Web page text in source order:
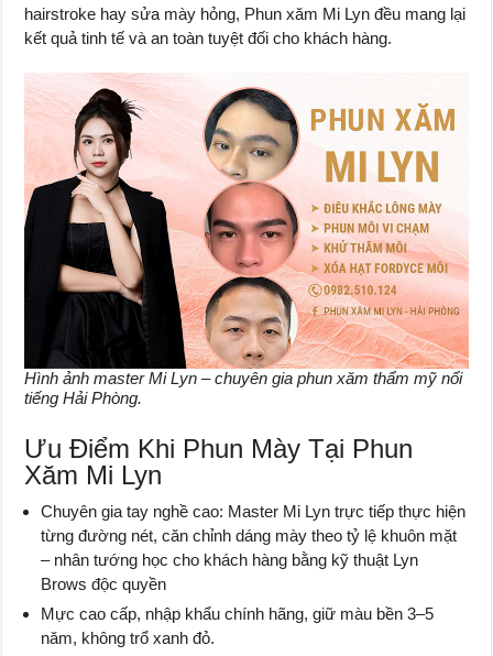
hairstroke hay sửa mày hỏng, Phun xăm Mi Lyn đều mang lại
kết quả tinh tế và an toàn tuyệt đối cho khách hàng.
Hình ảnh master Mi Lyn – chuyên gia phun xăm thẩm mỹ nổi
tiếng Hải Phòng.
Ưu Điểm Khi Phun Mày Tại Phun
Xăm Mi Lyn
Chuyên gia tay nghề cao: Master Mi Lyn trực tiếp thực hiện
từng đường nét, căn chỉnh dáng mày theo tỷ lệ khuôn mặt
– nhân tướng học cho khách hàng bằng kỹ thuật Lyn
Brows độc quyền
Mực cao cấp, nhập khẩu chính hãng, giữ màu bền 3–5
năm, không trổ xanh đỏ.